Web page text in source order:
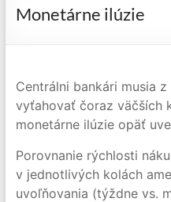
Monetárne ilúzie
Centrálni bankári musia
vyťahovať čoraz väčších
monetárne ilúzie opäť
Porovnanie rýchlosti
v jednotlivých kolách
uvoľňovania (týždne vs.